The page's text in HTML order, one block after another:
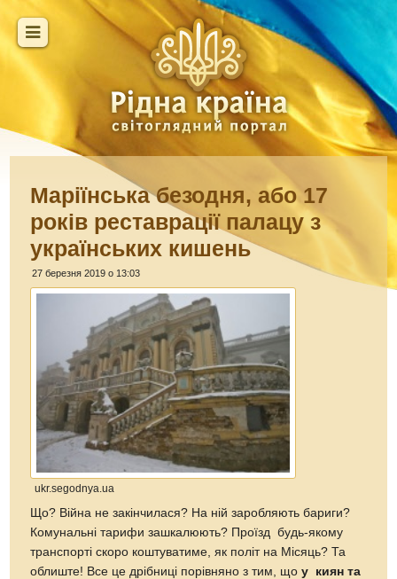
Маріїнська безодня, або 17
років реставрації палацу з
українських кишень
27 березня 2019 о 13:03
ukr.segodnya.ua
Що? Війна не закінчилася? На ній заробляють бариги?
Комунальні тарифи зашкалюють? Проїзд будь-якому
транспорті скоро коштуватиме, як політ на Місяць? Та
облиште! Все це дрібниці порівняно з тим, щоу киян та